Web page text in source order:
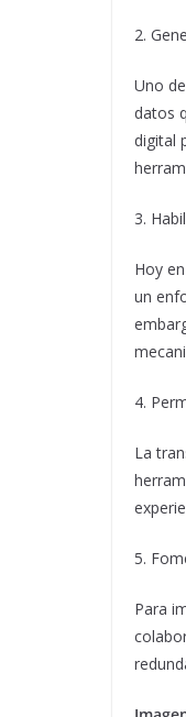
2.
Uno
datos
digital
3.
Hoy
un
4.
La
5.
Para